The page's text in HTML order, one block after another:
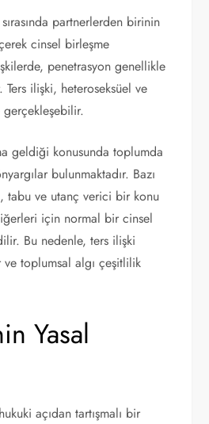
partnerlerden birinin
cinsel birleşme
penetrasyon genellikle
ilişki, heteroseksüel ve
geldiği konusunda toplumda
bulunmaktadır. Bazı
tabu ve utanç verici bir konu
için normal bir cinsel
Bu nedenle, ters ilişki
ve toplumsal algı çeşitlilik
Yasal
açıdan tartışmalı bir